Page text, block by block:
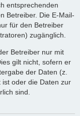
entsprechenden
Betreiber. Die E-Mail-
für den Betreiber
zugänglich.
Betreiber nur mit
gilt nicht, sofern er
der Daten (z.
oder die Daten zur
sind.